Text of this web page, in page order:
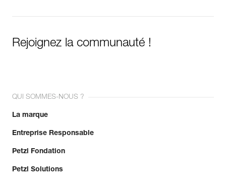
Rejoignez la communauté !
QUI SOMMES-NOUS ?
La marque
Entreprise Responsable
Petzl Fondation
Petzl Solutions